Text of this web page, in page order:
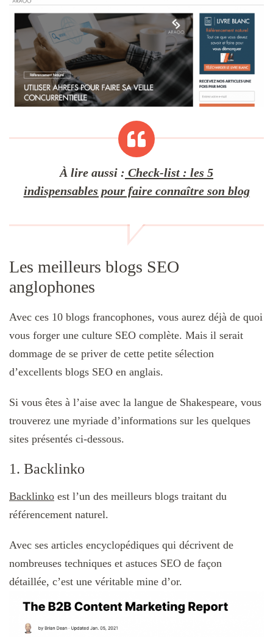
À lire aussi : Check-list : les 5
indispensables pour faire connaître son blog
Les meilleurs blogs SEO
anglophones
Avec ces 10 blogs francophones, vous aurez déjà de quoi
vous forger une culture SEO complète. Mais il serait
dommage de se priver de cette petite sélection
d’excellents blogs SEO en anglais.
Si vous êtes à l’aise avec la langue de Shakespeare, vous
trouverez une myriade d’informations sur les quelques
sites présentés ci-dessous.
1. Backlinko
Backlinko est l’un des meilleurs blogs traitant du
référencement naturel.
Avec ses articles encyclopédiques qui décrivent de
nombreuses techniques et astuces SEO de façon
détaillée, c’est une véritable mine d’or.